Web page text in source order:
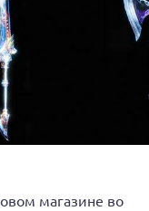
магазине во